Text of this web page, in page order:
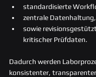
standardisierte
zentrale Datenhaltung,
sowie
kritischer Prüfdaten.
Dadurch werden
konsistenter,